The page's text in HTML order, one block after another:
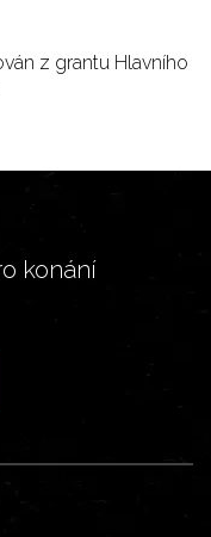
z grantu Hlavního
konání